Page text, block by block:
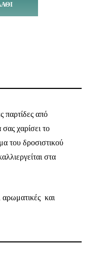
παρτίδες από
σας χαρίσει το
του δροσιστικού
στα
αρωματικές και